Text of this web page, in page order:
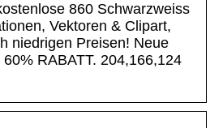
860 Schwarzweiss
Vektoren & Clipart,
niedrigen Preisen! Neue
RABATT. 204,166,124